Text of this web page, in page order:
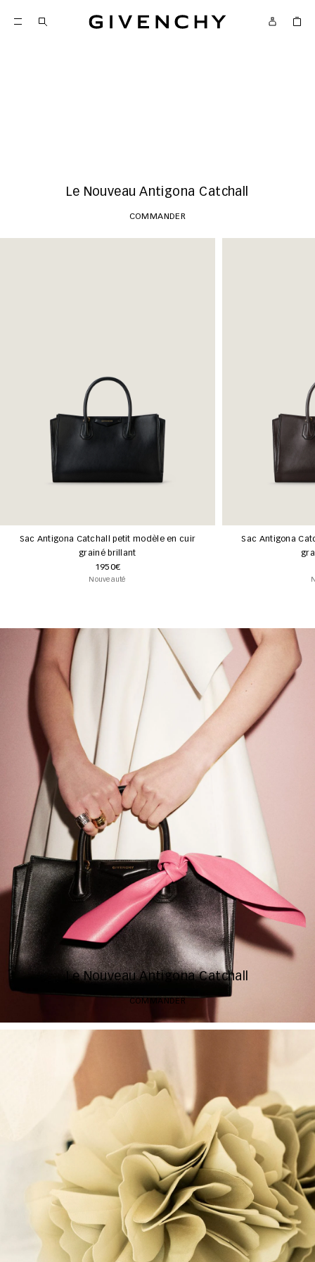
Givenchy
Le Nouveau Antigona Catchall
COMMANDER
Sac Antigona Catchall petit modèle en cuir
grainé brillant
1950€
Nouveauté
Sac Antigona
Le Nouveau Antigona Catchall
COMMANDER